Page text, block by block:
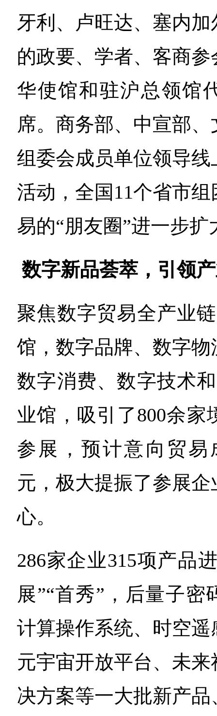
牙利、卢旺达、塞内
的政要、学者、客商
华使馆和驻沪总领馆
席。商务部、中宣部
组委会成员单位领导
活动，全国11个省市
易的“朋友圈”进一步扩
数字新品荟萃，引领
聚焦数字贸易全产业
馆，数字品牌、数字
数字消费、数字技术
业馆，吸引了800余家
参展，预计意向贸易
元，极大提振了参展
心。
286家企业315项产品
展”“首秀”，后量子密
计算操作系统、时空
元宇宙开放平台、未
决方案等一大批新产